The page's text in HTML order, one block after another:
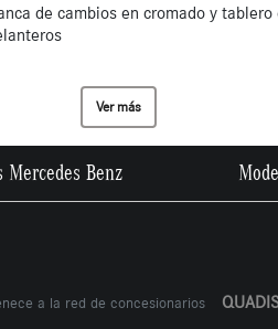
de cambios en cromado y
Ver más
Mercedes Benz
a la red de concesionarios